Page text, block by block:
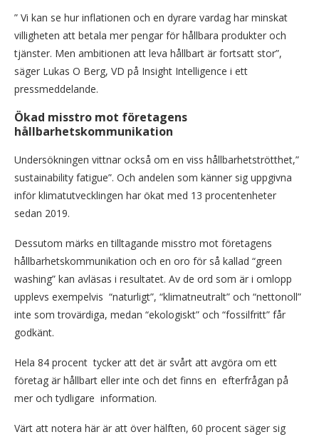
” Vi kan se hur inflationen och en dyrare vardag har minskat
villigheten att betala mer pengar för hållbara produkter och
tjänster. Men ambitionen att leva hållbart är fortsatt stor”,
säger Lukas O Berg, VD på Insight Intelligence i ett
pressmeddelande.
Ökad misstro mot företagens
hållbarhetskommunikation
Undersökningen vittnar också om en viss hållbarhetströtthet,”
sustainability fatigue”. Och andelen som känner sig uppgivna
inför klimatutvecklingen har ökat med 13 procentenheter
sedan 2019.
Dessutom märks en tilltagande misstro mot företagens
hållbarhetskommunikation och en oro för så kallad “green
washing” kan avläsas i resultatet. Av de ord som är i omlopp
upplevs exempelvis “naturligt”, “klimatneutralt” och “nettonoll”
inte som trovärdiga, medan “ekologiskt” och “fossilfritt” får
godkänt.
Hela 84 procent tycker att det är svårt att avgöra om ett
företag är hållbart eller inte och det finns en efterfrågan på
mer och tydligare information.
Värt att notera här är att över hälften, 60 procent säger sig